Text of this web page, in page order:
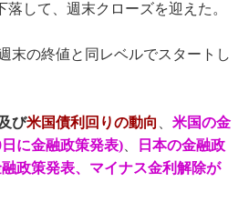
落して、週末クローズを迎えた。
末の終値と同レベルでスタートし
び米国債利回りの動向 、 米国の金
に金融政策発表)、
日本の金融政
政策発表、マイナス金利解除が